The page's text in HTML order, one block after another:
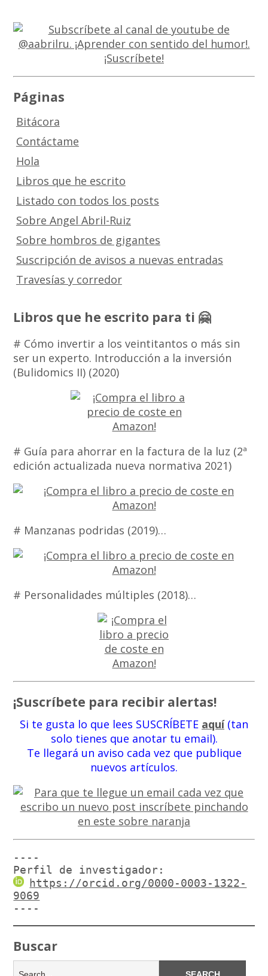
Páginas
Bitácora
Contáctame
Hola
Libros que he escrito
Listado con todos los posts
Sobre Angel Abril-Ruiz
Sobre hombros de gigantes
Suscripción de avisos a nuevas entradas
Travesías y corredor
Libros que he escrito para ti 🤗
# Cómo invertir a los veintitantos o más sin
ser un experto. Introducción a la inversión
(Bulidomics II) (2020)
# Guía para ahorrar en la factura de la luz (2ª
edición actualizada nueva normativa 2021)
# Manzanas podridas (2019)…
# Personalidades múltiples (2018)…
¡Suscríbete para recibir alertas!
Si te gusta lo que lees SUSCRÍBETE aquí(tan
solo tienes que anotar tu email).
Te llegará un aviso cada vez que publique
nuevos artículos.
----
Perfil de investigador:
https://orcid.org/0000-0003-1322-
9069
----
Buscar